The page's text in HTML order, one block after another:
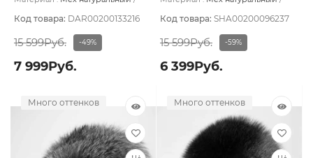
Код товара: DAR00200133216
15 599Руб. -49%
7 999Руб.
Код товара: SHA00200096237
15 599Руб. -59%
6 399Руб.
Много оттенков Много оттенков